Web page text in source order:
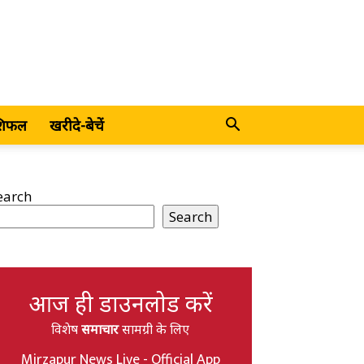
खरीदे-बेचें
Search
आज ही डाउनलोड करें
विशेषसमाचारसामग्री के लिए